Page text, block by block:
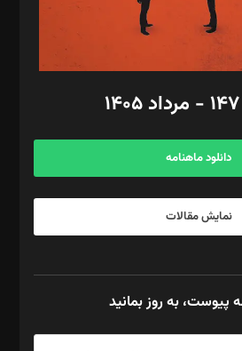
ثابت
کاظمی‌نیا
دانلود ماهنامه
نمایش مقالات
پیوست، به روز بمانید